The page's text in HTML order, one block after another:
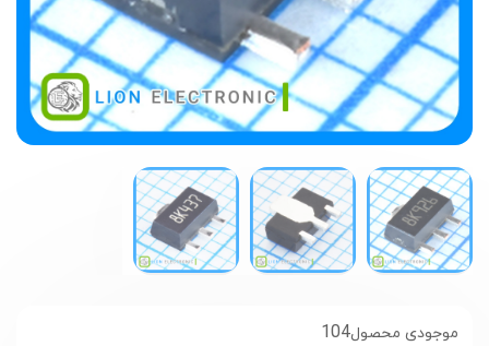
104موجودی محصول